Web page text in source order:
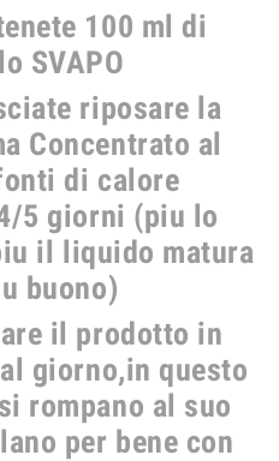
100 ml di
SVAPO
riposare la
Concentrato al
di calore
5 giorni (piu lo
il liquido matura
buono)
il prodotto in
giorno,in questo
rompano al suo
per bene con